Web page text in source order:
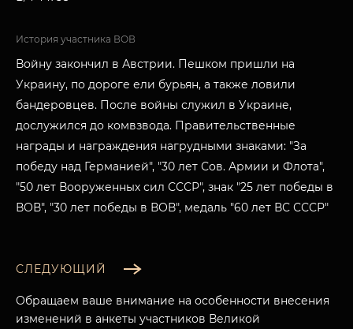
История участника ВОВ
Войну закончил в Австрии. Пешком пришли на
Украину, по дороге ели бурьян, а также ловили
бандеровцев. После войны служил в Украине,
дослужился до комвзвода. Правительственные
награды и награждения нагрудными знаками: "За
победу над Германией", "30 лет Сов. Армии и Флота",
"50 лет Вооруженных сил СССР", знак "25 лет победы в
ВОВ", "30 лет победы в ВОВ", медаль "60 лет ВС СССР"
СЛЕДУЮЩИЙ
Обращаем ваше внимание на особенности внесения
изменений в анкеты участников Великой